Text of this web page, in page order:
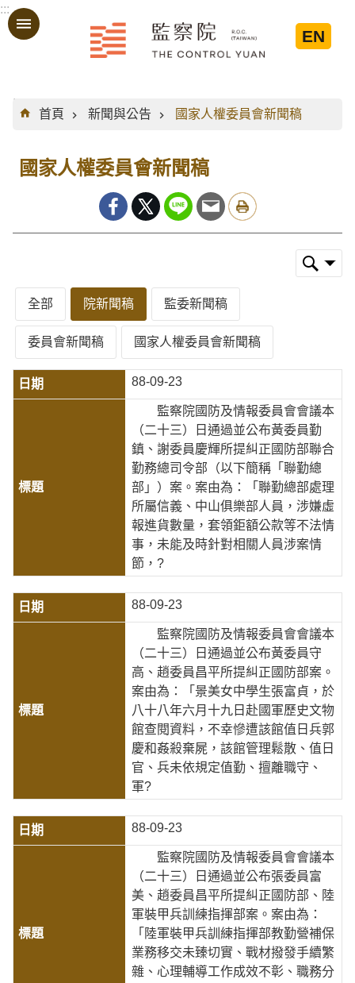
跳到主要內容區塊
:::
EN
:::
首頁
新聞與公告 國家人權委員會新聞稿
國家人權委員會新聞稿
全部 院新聞稿 監委新聞稿
委員會新聞稿 國家人權委員會新聞稿
88-09-23
監察院國防及情報委員會會議本
（二十三）日通過並公布黃委員勤
鎮、謝委員慶輝所提糾正國防部聯合
勤務總司令部（以下簡稱「聯勤總
部」）案。案由為：「聯勤總部處理
所屬信義、中山俱樂部人員，涉嫌虛
報進貨數量，套領鉅額公款等不法情
事，未能及時針對相關人員涉案情
節，?
88-09-23
監察院國防及情報委員會會議本
（二十三）日通過並公布黃委員守
高、趙委員昌平所提糾正國防部案。
案由為：「景美女中學生張富貞，於
八十八年六月十九日赴國軍歷史文物
館查閱資料，不幸慘遭該館值日兵郭
慶和姦殺棄屍，該館管理鬆散、值日
官、兵未依規定值勤、擅離職守、
軍?
88-09-23
監察院國防及情報委員會會議本
（二十三）日通過並公布張委員富
美、趙委員昌平所提糾正國防部、陸
軍裝甲兵訓練指揮部案。案由為：
「陸軍裝甲兵訓練指揮部教勤營補保
業務移交未臻切實、戰材撥發手續繁
雜、心理輔導工作成效不彰、職務分